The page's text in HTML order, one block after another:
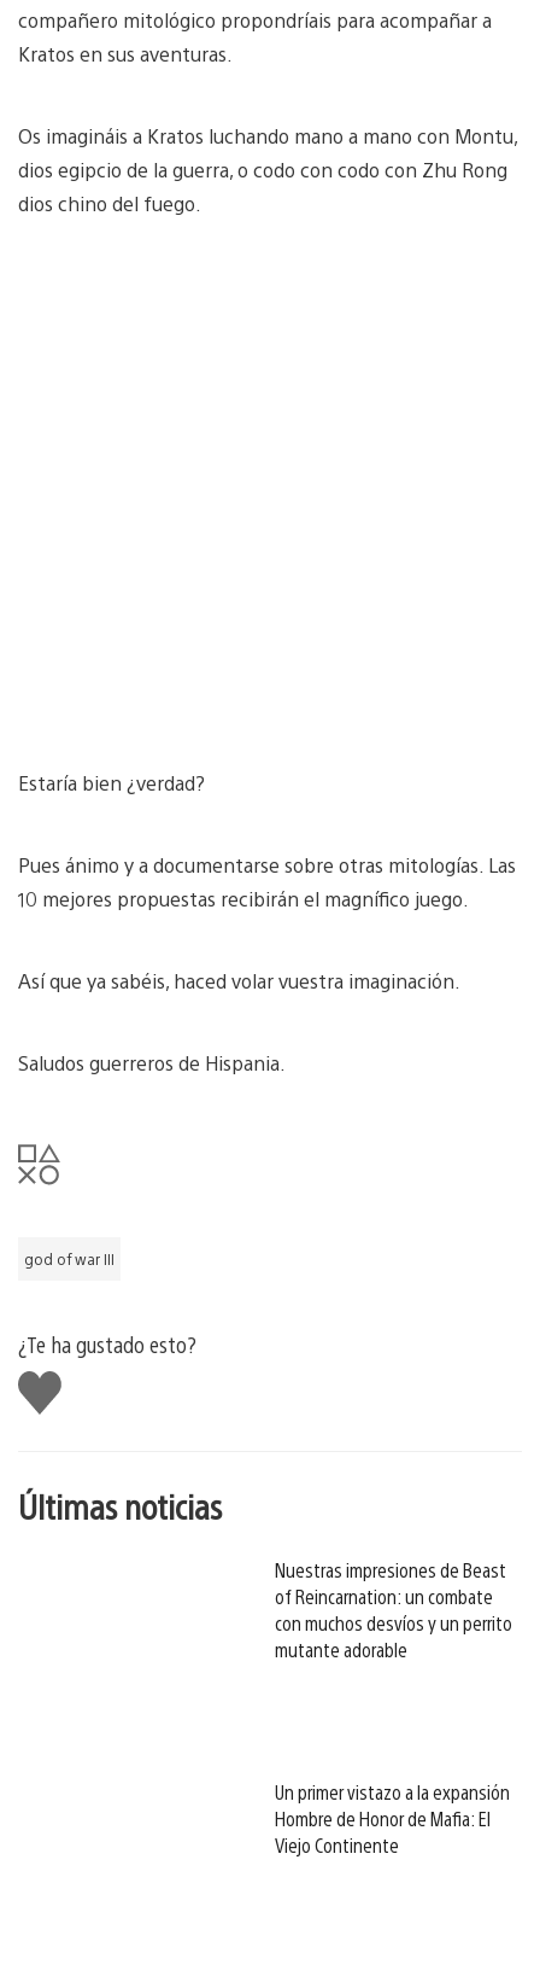
compañero mitológico propondríais para acompañar a
Kratos en sus aventuras.
Os imagináis a Kratos luchando mano a mano con Montu,
dios egipcio de la guerra, o codo con codo con Zhu Rong
dios chino del fuego.
Estaría bien ¿verdad?
Pues ánimo y a documentarse sobre otras mitologías. Las
10 mejores propuestas recibirán el magnífico juego.
Así que ya sabéis, haced volar vuestra imaginación.
Saludos guerreros de Hispania.
god of war III
¿Te ha gustado esto?
Me
gusta
Últimas noticias
Nuestras impresiones de Beast
of Reincarnation: un combate
con muchos desvíos y un perrito
mutante adorable
Un primer vistazo a la expansión
Hombre de Honor de Mafia: El
Viejo Continente